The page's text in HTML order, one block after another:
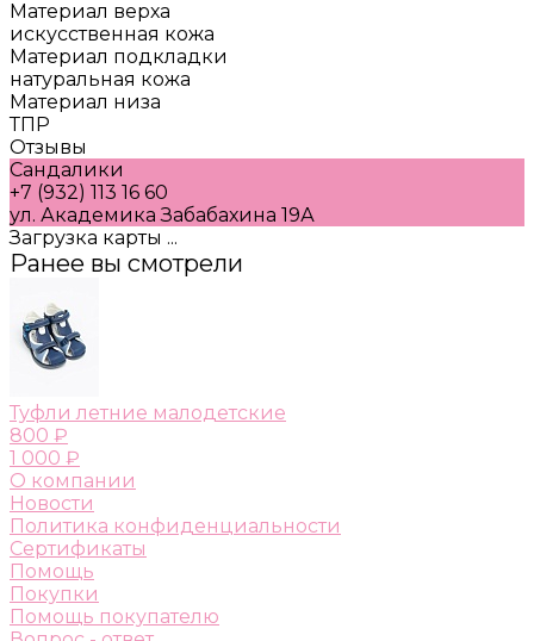
Материал верха
искусственная кожа
Материал подкладки
натуральная кожа
Материал низа
ТПР
Отзывы
Сандалики
+7 (932) 113 16 60
ул. Академика Забабахина 19А
Загрузка карты ...
Ранее вы смотрели
Туфли летние малодетские
800 ₽
1 000 ₽
О компании
Новости
Политика конфиденциальности
Сертификаты
Помощь
Покупки
Помощь покупателю